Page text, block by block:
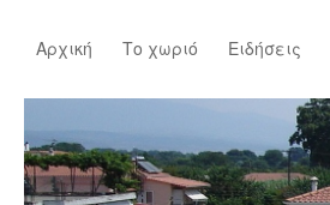
Αρχική Το χωριό Ειδήσεις